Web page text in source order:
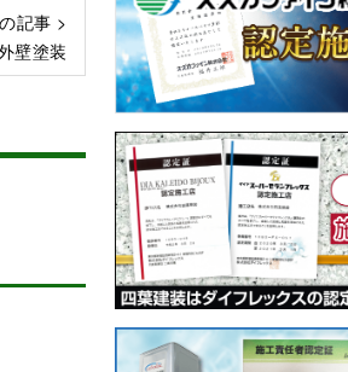
記事 >
壁塗装